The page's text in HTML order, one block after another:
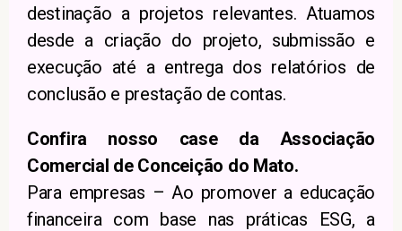
destinação a projetos relevantes. Atuamos
desde a criação do projeto, submissão e
execução até a entrega dos relatórios de
conclusão e prestação de contas.
Confira nosso case da Associação
Comercial de Conceição do Mato.
Para empresas – Ao promover a educação
financeira com base nas práticas ESG, a